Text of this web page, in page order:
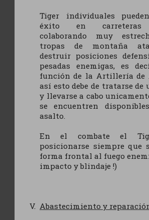
Tiger individuales
éxito en carreteras
colaborando muy
tropas de montaña
destruir posiciones
pesadas enemigas, es
función de la Artillería de
así esto debe de tratarse de
y llevarse a cabo
se encuentren
asalto.
En el combate el
posicionarse siempre que
forma frontal al fuego
impacto y blindaje !)
Abastecimiento y